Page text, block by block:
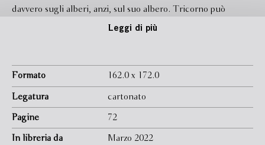
davvero sugli alberi, anzi, sul suo albero. Tricorno può
finalmente comprare le cose che gli piacciono di più:
Leggi di più
Formato 162.0 x 172.0
Legatura cartonato
Pagine 72
In libreria da Marzo 2022